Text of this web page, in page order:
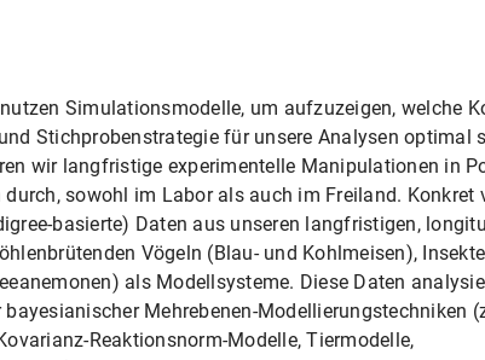
Simulationsmodelle, um aufzuzeigen, welche
Stichprobenstrategie für unsere Analysen optimal
wir langfristige experimentelle Manipulationen in
durch, sowohl im Labor als auch im Freiland. Konkret
basierte) Daten aus unseren langfristigen,
Vögeln (Blau- und Kohlmeisen),
als Modellsysteme. Diese Daten
Mehrebenen-Modellierungstechniken
Reaktionsnorm-Modelle, Tiermodelle,